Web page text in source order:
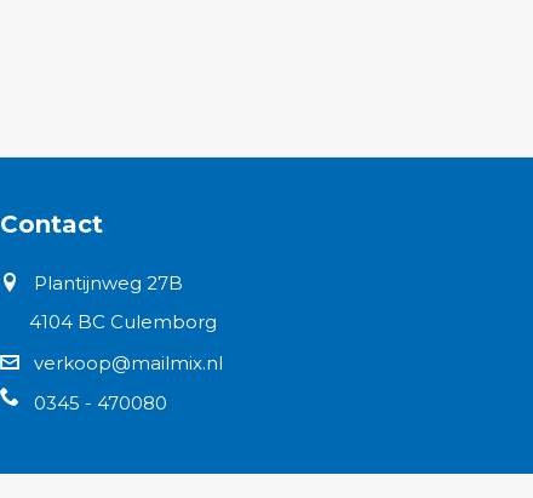
Contact
Plantijnweg 27B
4104 BC Culemborg
verkoop@mailmix.nl
0345 - 470080